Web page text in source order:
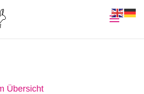
Übersicht